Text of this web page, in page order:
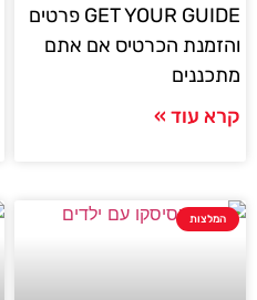
GET YOUR GUIDE פרטים
והזמנת הכרטיס אם אתם
מתכננים
קרא עוד »
המלצות